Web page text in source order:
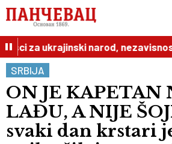
za ukrajinski narod,
SRBIJA
ON JE KAPETAN
LAĐU, A NIJE
svaki dan krstari